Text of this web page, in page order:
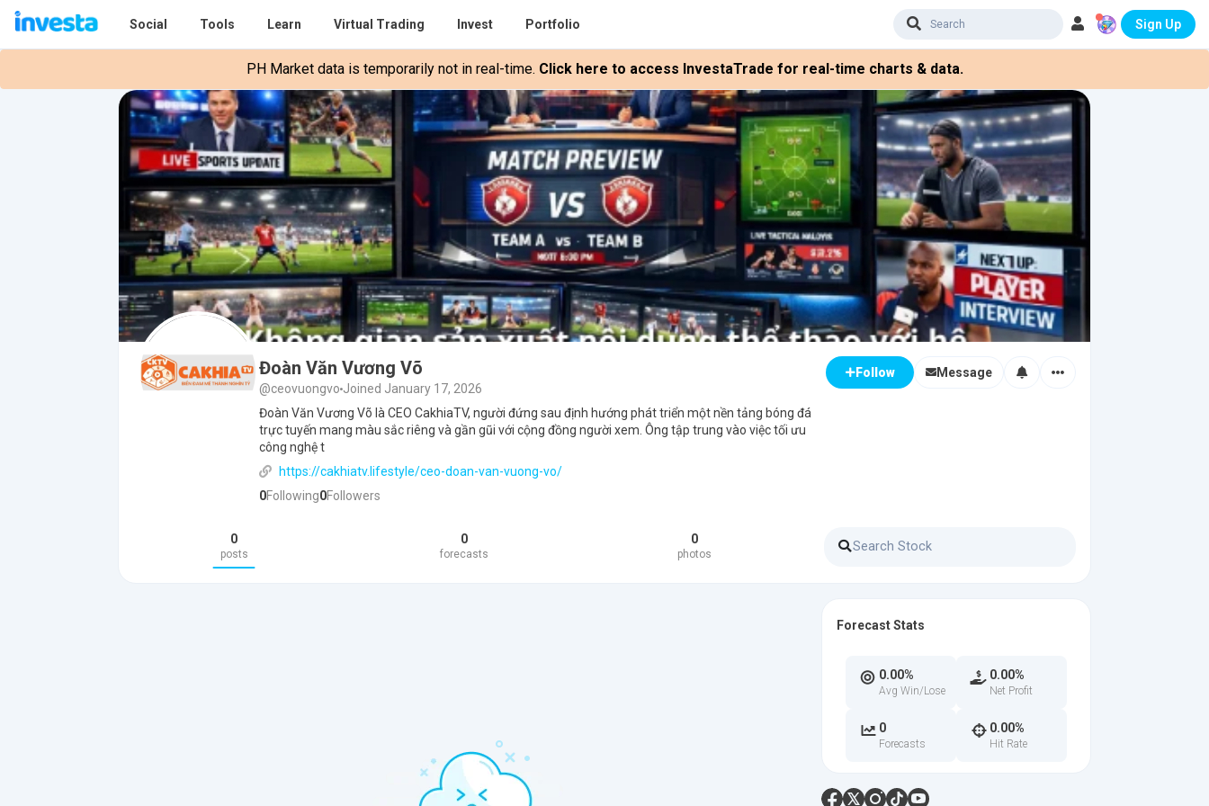
Social Tools Learn Virtual Trading Invest Portfolio Sign Up
PH Market data is temporarily not in real-time. Click here to access InvestaTrade for real-time charts & data.
Đoàn Văn Vương Võ
@ceovuongvo Joined January 17, 2026
Đoàn Văn Vương Võ là CEO CakhiaTV, người đứng sau định hướng phát triển một nền tảng bóng đá
trực tuyến mang màu sắc riêng và gần gũi với cộng đồng người xem. Ông tập trung vào việc tối ưu
công nghệ t
https://cakhiatv.lifestyle/ceo-doan-van-vuong-vo/
0Following0Followers
Follow Message
0
posts
0
forecasts
0
photos
Forecast Stats
0.00%
Avg Win/Lose
0.00%
Net Profit
0
Forecasts
0.00%
Hit Rate